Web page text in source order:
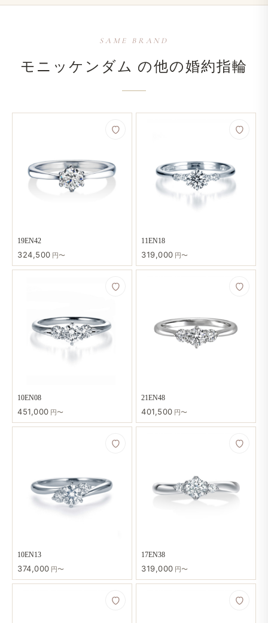
SAME BRAND
モニッケンダム の​他の​婚約指輪
19EN42
324,500 円〜
11EN18
319,000 円〜
10EN08
451,000 円〜
21EN48
401,500 円〜
10EN13
374,000 円〜
17EN38
319,000 円〜